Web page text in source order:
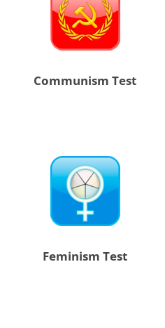
Communism Test
Feminism Test